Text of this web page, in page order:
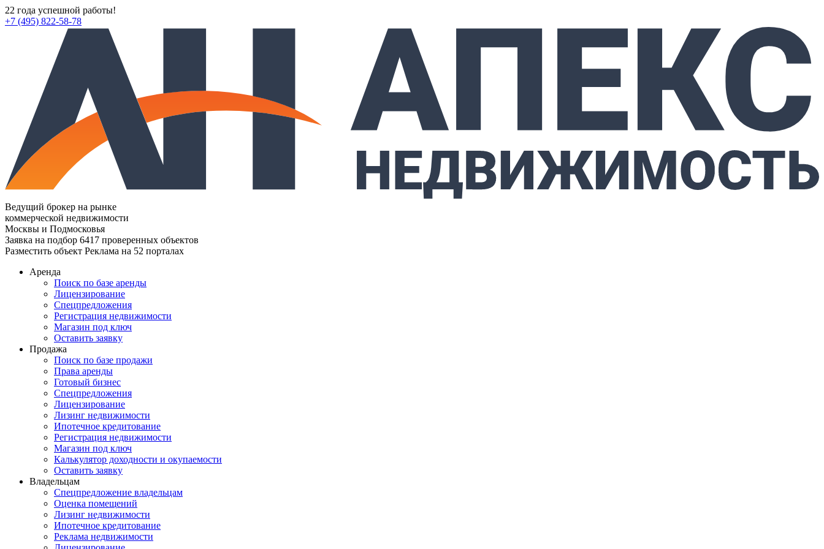
22 года успешной работы!
+7 (495) 822-58-78
Ведущий брокер на рынке
коммерческой недвижимости
Москвы и Подмосковья
Заявка на подбор 6417 проверенных объектов
Разместить объект Реклама на 52 порталах
Аренда
Поиск по базе аренды
Лицензирование
Спецпредложения
Регистрация недвижимости
Магазин под ключ
Оставить заявку
Продажа
Поиск по базе продажи
Права аренды
Готовый бизнес
Спецпредложения
Лицензирование
Лизинг недвижимости
Ипотечное кредитование
Регистрация недвижимости
Магазин под ключ
Калькулятор доходности и окупаемости
Оставить заявку
Владельцам
Спецпредложение владельцам
Оценка помещений
Лизинг недвижимости
Ипотечное кредитование
Реклама недвижимости